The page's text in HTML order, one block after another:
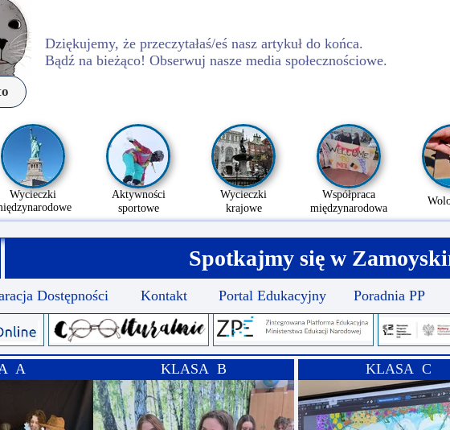
Dziękujemy, że przeczytałaś/eś nasz artykuł do końca.
Bądź na bieżąco! Obserwuj nasze media społecznościowe.
KLASA C
KLASA B
A
Dostępności Poradnia PP
Portal Edukacyjny
Kontakt
Spotkajmy się w
Aktywności
sportowe
Wycieczki
Wycieczki
krajowe
Współpraca
międzynarodowa